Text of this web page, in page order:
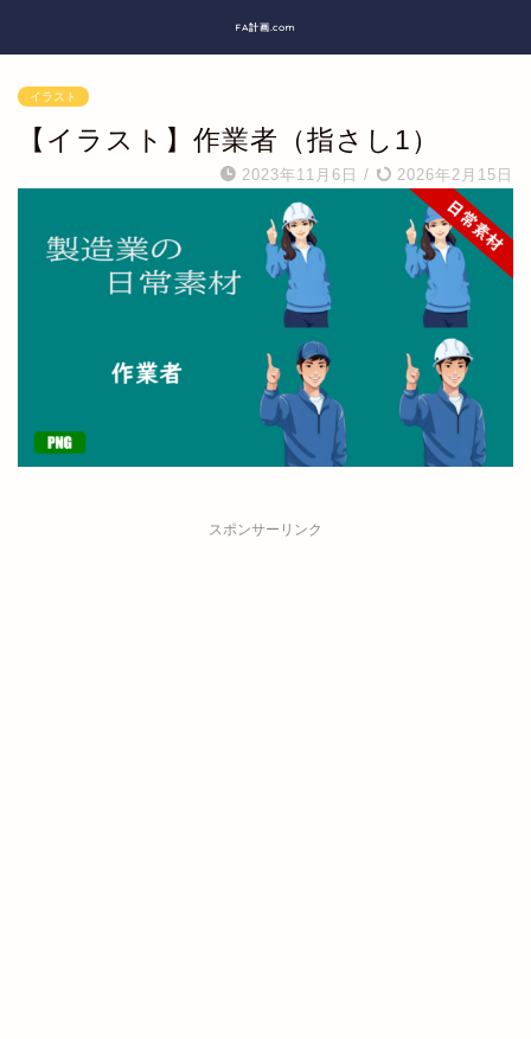
FA計画.com
イラスト
【イラスト】作業者（指さし1）
2023年11月6日 / 2026年2月15日
スポンサーリンク